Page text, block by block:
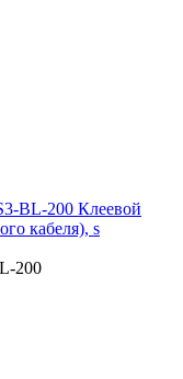
BL-200 Клеевой
кабеля), s
200